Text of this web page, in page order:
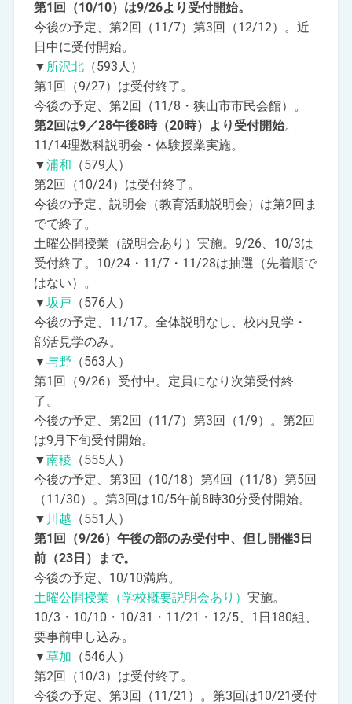
第1回（10/10）は9/26より受付開始。
今後の予定、第2回（11/7）第3回（12/12）。近
日中に受付開始。
▼ 所沢北（593人）
第1回（9/27）は受付終了。
今後の予定、第2回（11/8・狭山市市民会館）。
第2回は9／28午後8時（20時）より受付開始。
11/14理数科説明会・体験授業実施。
▼浦和 （579人）
第2回（10/24）は受付終了。
今後の予定、説明会（教育活動説明会）は第2回ま
でで終了。
土曜公開授業（説明会あり）実施。9/26、10/3は
受付終了。10/24・11/7・11/28は抽選（先着順で
はない）。
▼坂戸 （576人）
今後の予定、11/17。全体説明なし、校内見学・
部活見学のみ。
▼与野 （563人）
第1回（9/26）受付中。定員になり次第受付終
了。
今後の予定、第2回（11/7）第3回（1/9）。第2回
は9月下旬受付開始。
▼南稜 （555人）
今後の予定、第3回（10/18）第4回（11/8）第5回
（11/30）。第3回は10/5午前8時30分受付開始。
▼ 川越 （551人）
第1回（9/26）午後の部のみ受付中、但し開催3日
前（23日）まで。
今後の予定、10/10満席。
土曜公開授業（学校概要説明会あり） 実施。
10/3・10/10・10/31・11/21・12/5、1日180組、
要事前申し込み。
▼草加 （546人）
第2回（10/3）は受付終了。
今後の予定、第3回（11/21）。第3回は10/21受付